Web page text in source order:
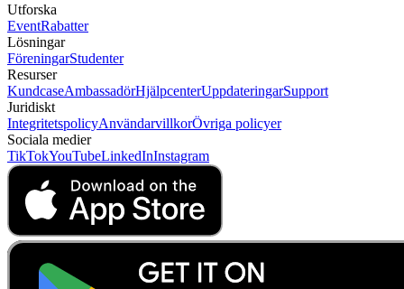
Utforska
EventRabatter
Lösningar
FöreningarStudenter
Resurser
KundcaseAmbassadörHjälpcenterUppdateringarSupport
Juridiskt
IntegritetspolicyAnvändarvillkorÖvriga policyer
Sociala medier
TikTokYouTubeLinkedInInstagram